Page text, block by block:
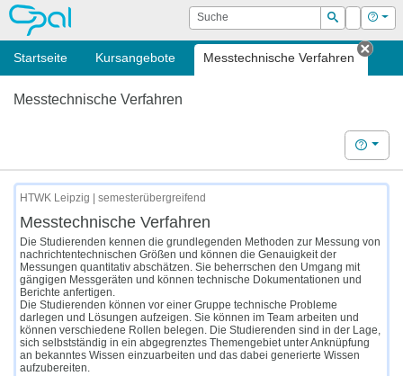
OPAL Suche
Suchen
Login Hilfe
Startseite Kursangebote Messtechnische Verfahren
Tab
Messtechnische Verfahren
Hilfe
HTWK Leipzig | semesterübergreifend
Messtechnische Verfahren
Die Studierenden kennen die grundlegenden Methoden zur Messung von
nachrichtentechnischen Größen und können die Genauigkeit der
Messungen quantitativ abschätzen. Sie beherrschen den Umgang mit
gängigen Messgeräten und können technische Dokumentationen und
Berichte anfertigen.
Die Studierenden können vor einer Gruppe technische Probleme
darlegen und Lösungen aufzeigen. Sie können im Team arbeiten und
können verschiedene Rollen belegen. Die Studierenden sind in der Lage,
sich selbstständig in ein abgegrenztes Themengebiet unter Anknüpfung
an bekanntes Wissen einzuarbeiten und das dabei generierte Wissen
aufzubereiten.